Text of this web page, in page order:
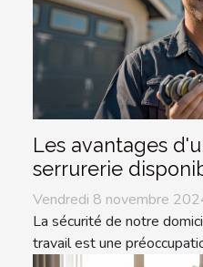
Les avantages
serrurerie
Vendredi 8 novembre
La sécurité de notre
travail est une